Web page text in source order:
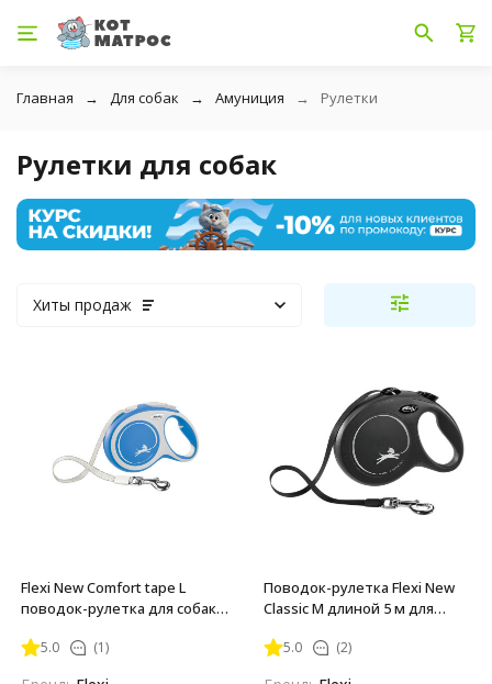
Главная Для собак Амуниция Рулетки
Рулетки для собак
Хиты продаж
Flexi New Comfort tape L
поводок-рулетка для собак,
5.0 (1)
Поводок-рулетка Flexi New
Classic M длиной 5 м для
5.0 (2)